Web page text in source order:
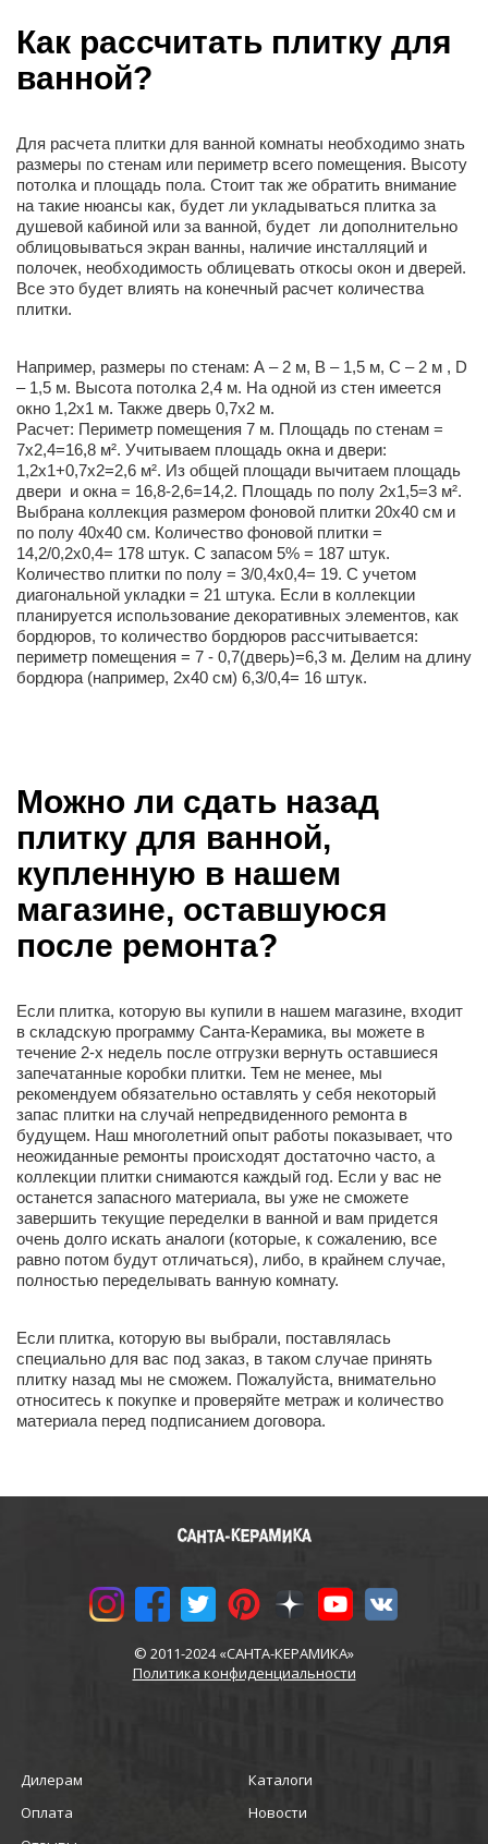
Как рассчитать плитку для
ванной?
Для расчета плитки для ванной комнаты необходимо знать
размеры по стенам или периметр всего помещения. Высоту
потолка и площадь пола. Стоит так же обратить внимание
на такие нюансы как, будет ли укладываться плитка за
душевой кабиной или за ванной, будет ли дополнительно
облицовываться экран ванны, наличие инсталляций и
полочек, необходимость облицевать откосы окон и дверей.
Все это будет влиять на конечный расчет количества
плитки.
Например, размеры по стенам: А – 2 м, В – 1,5 м, С – 2 м , D
– 1,5 м. Высота потолка 2,4 м. На одной из стен имеется
окно 1,2х1 м. Также дверь 0,7х2 м.
Расчет: Периметр помещения 7 м. Площадь по стенам =
7х2,4=16,8 м². Учитываем площадь окна и двери:
1,2х1+0,7х2=2,6 м². Из общей площади вычитаем площадь
двери и окна = 16,8-2,6=14,2. Площадь по полу 2х1,5=3 м².
Выбрана коллекция размером фоновой плитки 20х40 см и
по полу 40х40 см. Количество фоновой плитки =
14,2/0,2х0,4= 178 штук. С запасом 5% = 187 штук.
Количество плитки по полу = 3/0,4х0,4= 19. С учетом
диагональной укладки = 21 штука. Если в коллекции
планируется использование декоративных элементов, как
бордюров, то количество бордюров рассчитывается:
периметр помещения = 7 - 0,7(дверь)=6,3 м. Делим на длину
бордюра (например, 2х40 см) 6,3/0,4= 16 штук.
Можно ли сдать назад
плитку для ванной,
купленную в нашем
магазине, оставшуюся
после ремонта?
Если плитка, которую вы купили в нашем магазине, входит
в складскую программу Санта-Керамика, вы можете в
течение 2-х недель после отгрузки вернуть оставшиеся
запечатанные коробки плитки. Тем не менее, мы
рекомендуем обязательно оставлять у себя некоторый
запас плитки на случай непредвиденного ремонта в
будущем. Наш многолетний опыт работы показывает, что
неожиданные ремонты происходят достаточно часто, а
коллекции плитки снимаются каждый год. Если у вас не
останется запасного материала, вы уже не сможете
завершить текущие переделки в ванной и вам придется
очень долго искать аналоги (которые, к сожалению, все
равно потом будут отличаться), либо, в крайнем случае,
полностью переделывать ванную комнату.
Если плитка, которую вы выбрали, поставлялась
специально для вас под заказ, в таком случае принять
плитку назад мы не сможем. Пожалуйста, внимательно
относитесь к покупке и проверяйте метраж и количество
материала перед подписанием договора.
© 2011-2024 «САНТА-КЕРАМИКА»
Политика конфиденциальности
Дилерам
Каталоги
Оплата
Новости